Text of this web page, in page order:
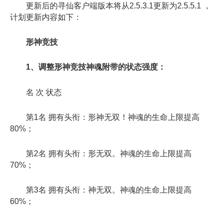
更新后的寻仙客户端版本将从2.5.3.1更新为2.5.5.1 ，
计划更新内容如下：
形神竞技
1、调整形神竞技神魂附带的状态强度：
名 次 状态
第1名 拥有头衔：形神无双！神魂的生命上限提高
80%；
第2名 拥有头衔：形无双。神魂的生命上限提高
70%；
第3名 拥有头衔：神无双。神魂的生命上限提高
60%；